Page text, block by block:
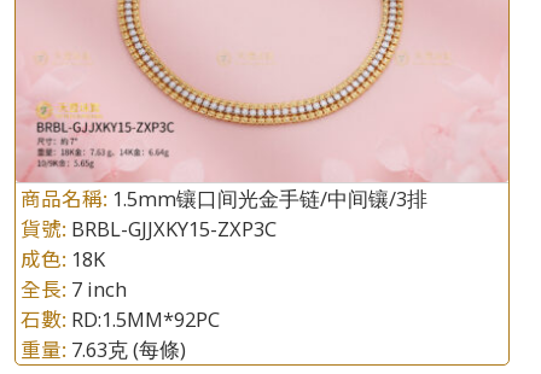
商品名稱: 1.5mm镶口间光金手链/中间镶/3排
貨號: BRBL-GJJXKY15-ZXP3C
成色: 18K
全長: 7 inch
石數: RD:1.5MM*92PC
重量: 7.63克(每條)